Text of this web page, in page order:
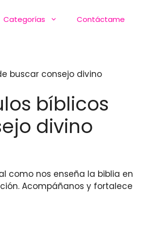
Categorías Contáctame
buscar consejo divino
bíblicos
divino
como nos enseña la biblia en
Acompáñanos y fortalece